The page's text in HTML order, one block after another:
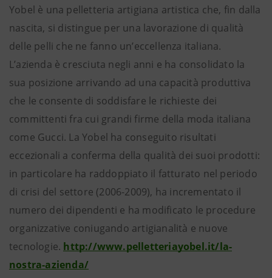
Yobel è una pelletteria artigiana artistica che, fin dalla
nascita, si distingue per una lavorazione di qualità
delle pelli che ne fanno un’eccellenza italiana.
L’azienda è cresciuta negli anni e ha consolidato la
sua posizione arrivando ad una capacità produttiva
che le consente di soddisfare le richieste dei
committenti fra cui grandi firme della moda italiana
come Gucci. La Yobel ha conseguito risultati
eccezionali a conferma della qualità dei suoi prodotti:
in particolare ha raddoppiato il fatturato nel periodo
di crisi del settore (2006-2009), ha incrementato il
numero dei dipendenti e ha modificato le procedure
organizzative coniugando artigianalità e nuove
tecnologie. http://www.pelletteriayobel.it/la-
nostra-azienda/